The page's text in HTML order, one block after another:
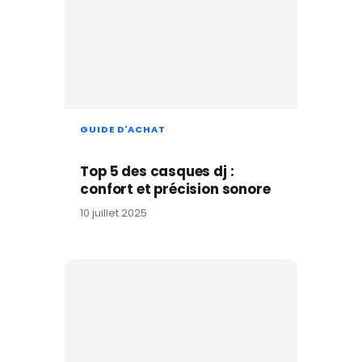
GUIDE D'ACHAT
Top 5 des casques dj :
confort et précision sonore
10 juillet 2025